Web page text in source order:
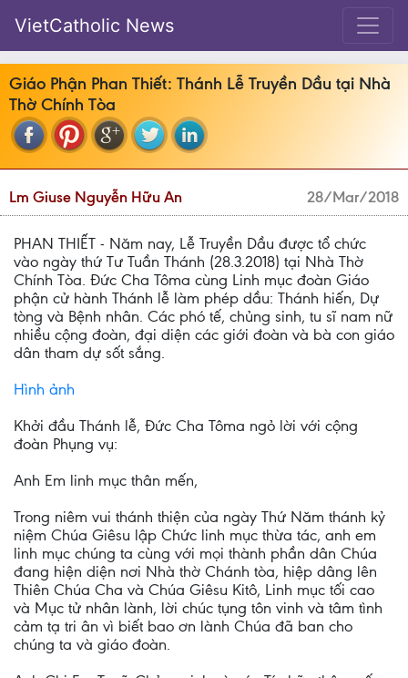
VietCatholic News
Giáo Phận Phan Thiết: Thánh Lễ Truyền Dầu tại Nhà
Thờ Chính Tòa
Lm Giuse Nguyễn Hữu An 28/Mar/2018
PHAN THIẾT - Năm nay, Lễ Truyền Dầu được tổ chức
vào ngày thứ Tư Tuần Thánh (28.3.2018) tại Nhà Thờ
Chính Tòa. Đức Cha Tôma cùng Linh mục đoàn Giáo
phận cử hành Thánh lễ làm phép dầu: Thánh hiến, Dự
tòng và Bệnh nhân. Các phó tế, chủng sinh, tu sĩ nam nữ
nhiều cộng đoàn, đại diện các giới đoàn và bà con giáo
dân tham dự sốt sắng.
Hình ảnh
Khởi đầu Thánh lễ, Đức Cha Tôma ngỏ lời với cộng
đoàn Phụng vụ:
Anh Em linh mục thân mến,
Trong niêm vui thánh thiện của ngày Thứ Năm thánh kỷ
niệm Chúa Giêsu lập Chức linh mục thừa tác, anh em
linh mục chúng ta cùng với mọi thành phần dân Chúa
đang hiện diện nơi Nhà thờ Chánh tòa, hiệp dâng lên
Thiên Chúa Cha và Chúa Giêsu Kitô, Linh mục tối cao
và Mục tử nhân lành, lời chúc tụng tôn vinh và tâm tình
cảm tạ tri ân vì biết bao ơn lành Chúa đã ban cho
chúng ta và giáo đoàn.